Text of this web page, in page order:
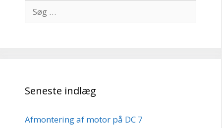
efter:
Seneste indlæg
Afmontering af motor på DC 7